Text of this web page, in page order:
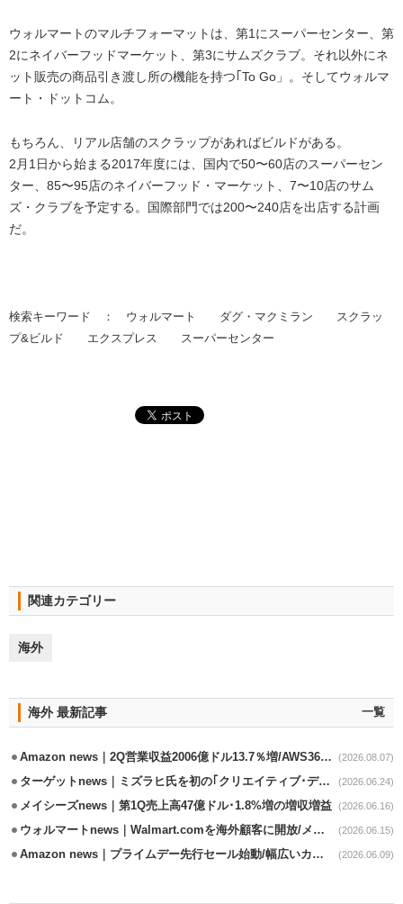
ウォルマートのマルチフォーマットは、第1にスーパーセンター、第
2にネイバーフッドマーケット、第3にサムズクラブ。それ以外にネ
ット販売の商品引き渡し所の機能を持つ｢To Go」。そしてウォルマ
ート・ドットコム。
もちろん、リアル店舗のスクラップがあればビルドがある。
2月1日から始まる2017年度には、国内で50〜60店のスーパーセン
ター、85〜95店のネイバーフッド・マーケット、7〜10店のサム
ズ・クラブを予定する。国際部門では200〜240店を出店する計画
だ。
検索キーワード ： ウォルマート ダグ・マクミラン スクラッ
プ&ビルド エクスプレス スーパーセンター
関連カテゴリー
海外
海外 最新記事 一覧
Amazon news｜2Q営業収益2006億ドル13.7％増/AWS36.8％％増が貢献 (2026.08.07)
ターゲットnews｜ミズラヒ氏を初の｢クリエイティブ･ディレクター｣に起用 (2026.06.24)
メイシーズnews｜第1Q売上高47億ドル･1.8%増の増収増益 (2026.06.16)
ウォルマートnews｜Walmart.comを海外顧客に開放/メキシコへ配送開始 (2026.06.15)
Amazon news｜プライムデー先行セール始動/幅広いカテゴリーで割引き (2026.06.09)